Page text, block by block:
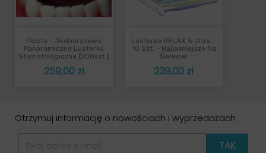
Flecta - Jednorazowe
Panoramiczne Lusterko
Stomatologiczne (200szt.)
Cena
259,00 zł
Lusterko RELAX 5 Ultra -
10 Szt. - Najjaśniejsze Na
Świecie!
Cena
239,00 zł
Otrzymuj informację o nowościach i wyprzedażach